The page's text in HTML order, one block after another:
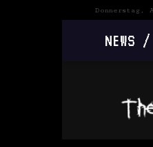
Donnerstag,
NEWS /
Last